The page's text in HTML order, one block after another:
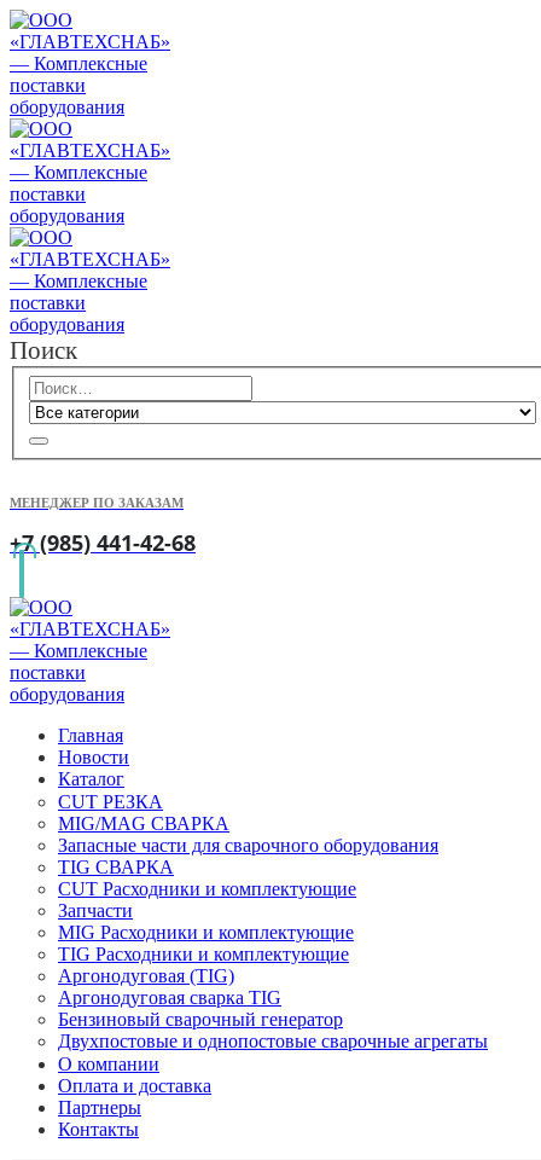
Поиск
МЕНЕДЖЕР ПО ЗАКАЗАМ
+7 (985) 441-42-68
Главная
Новости
Каталог
CUT РЕЗКА
MIG/MAG СВАРКА
Запасные части для сварочного оборудования
TIG СВАРКА
CUT Расходники и комплектующие
Запчасти
MIG Расходники и комплектующие
TIG Расходники и комплектующие
Аргонодуговая (TIG)
Аргонодуговая сварка TIG
Бензиновый сварочный генератор
Двухпостовые и однопостовые сварочные агрегаты
О компании
Оплата и доставка
Партнеры
Контакты